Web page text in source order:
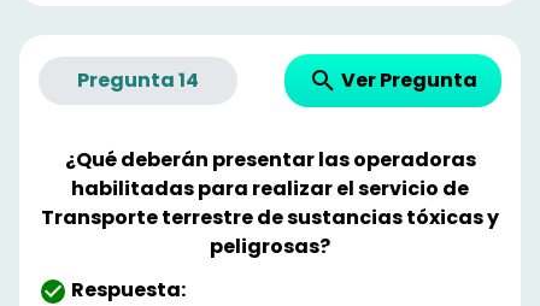
Pregunta14 Ver Pregunta
¿Qué deberán presentar las operadoras
habilitadas para realizar el servicio de
Transporte terrestre de sustancias tóxicas y
peligrosas?
Respuesta: